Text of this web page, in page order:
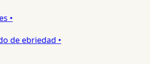
ebriedad •